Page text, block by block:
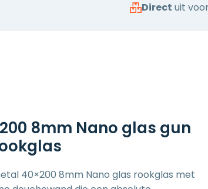
Direct uit
8mm Nano glas gun
40×200 8mm Nano glas rookglas met